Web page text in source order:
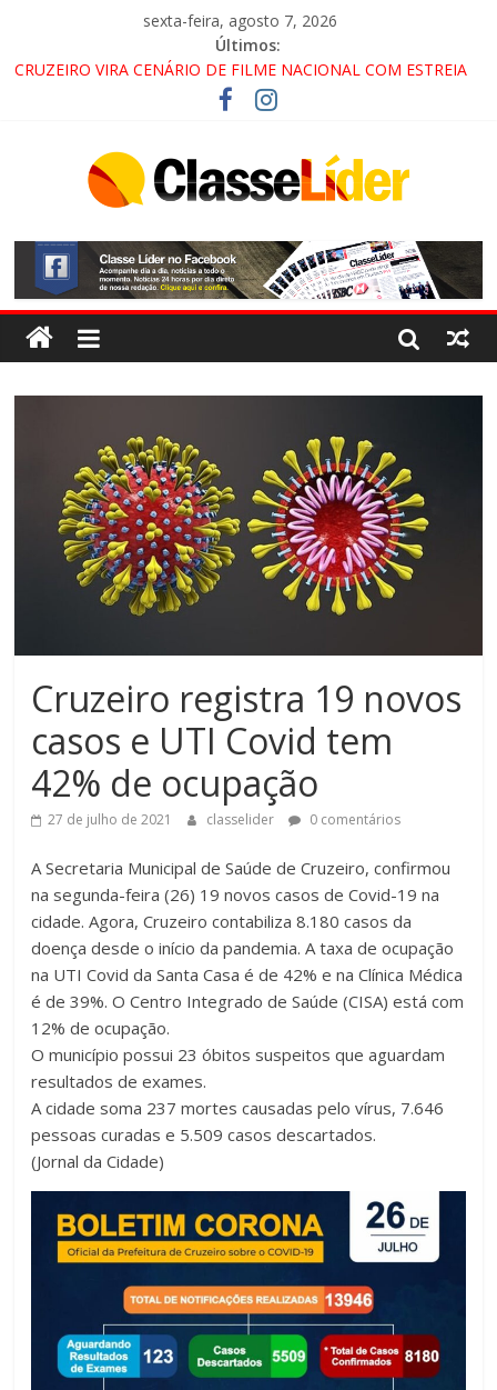
sexta-feira, agosto 7, 2026
Últimos:
CRUZEIRO VIRA CENÁRIO DE FILME NACIONAL COM ESTREIA
PROMOTOR DO GAECO
ACESSO À APARECIDA NA DUTRA SERÁ BLOQUEADO NO FIM
ALTERNATIVAS
LORENA, PINDAMONHANGABA E QUELUZ NA RETA FINAL
PELA FÁBRICA DA COCA-COLA!
Cruzeiro registra 19 novos
casos e UTI Covid tem
42% de ocupação
27 de julho de 2021 classelider 0 comentários
A Secretaria Municipal de Saúde de Cruzeiro, confirmou
na segunda-feira (26) 19 novos casos de Covid-19 na
cidade. Agora, Cruzeiro contabiliza 8.180 casos da
doença desde o início da pandemia. A taxa de ocupação
na UTI Covid da Santa Casa é de 42% e na Clínica Médica
é de 39%. O Centro Integrado de Saúde (CISA) está com
12% de ocupação.
O município possui 23 óbitos suspeitos que aguardam
resultados de exames.
A cidade soma 237 mortes causadas pelo vírus, 7.646
pessoas curadas e 5.509 casos descartados.
(Jornal da Cidade)